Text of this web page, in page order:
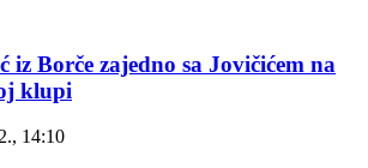
iz Borče zajedno sa Jovičićem na
klupi
14:10